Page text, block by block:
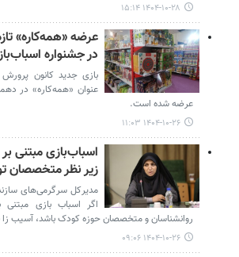
۱۴۰۴-۱۰-۲۸ ۱۵:۱۴
عرضه «همه‌کاره»
در جشنواره
بازی جدید کانون پرورش
عنوان «همه‌کاره» در
عرضه شده است.
۱۴۰۴-۱۰-۲۶ ۱۱:۰۳
اسباب‌بازی مبتنی
زیر نظر متخصصان
مدیرکل سرگرمی‌های
اگر اسباب بازی
روانشناسان و متخصصان حوزه کودک باشد، آسیب زا
۱۴۰۴-۱۰-۲۶ ۰۹:۰۶